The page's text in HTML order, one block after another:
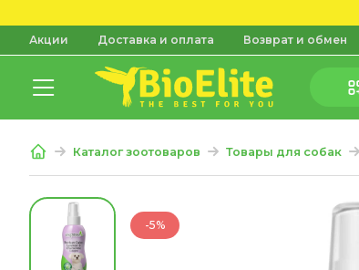
Акции Доставка и оплата Возврат и обмен
Каталог зоотоваров Товары для собак
-5%